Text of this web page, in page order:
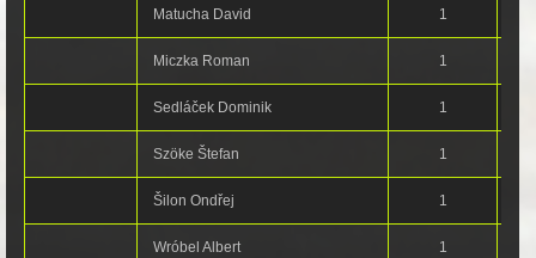
Matucha David 1
Miczka Roman 1
Sedláček Dominik 1
Szöke Štefan 1
Šilon Ondřej 1
Wróbel Albert 1